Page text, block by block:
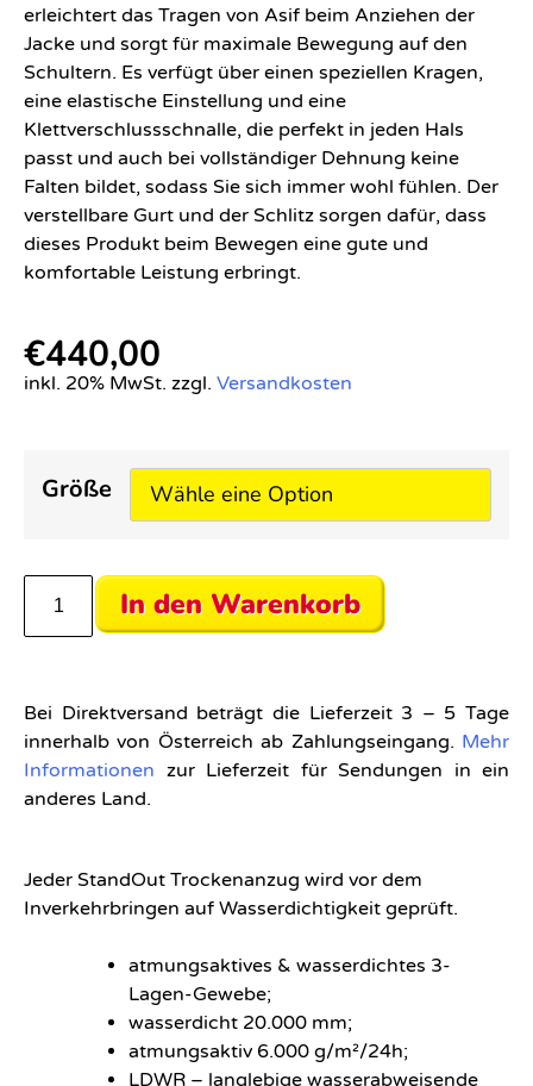
erleichtert das Tragen von Asif beim Anziehen der
Jacke und sorgt für maximale Bewegung auf den
Schultern. Es verfügt über einen speziellen Kragen,
eine elastische Einstellung und eine
Klettverschlussschnalle, die perfekt in jeden Hals
passt und auch bei vollständiger Dehnung keine
Falten bildet, sodass Sie sich immer wohl fühlen. Der
verstellbare Gurt und der Schlitz sorgen dafür, dass
dieses Produkt beim Bewegen eine gute und
komfortable Leistung erbringt.
€440,00
inkl. 20% MwSt. zzgl. Versandkosten
Größe
In den Warenkorb
Bei Direktversand beträgt die Lieferzeit 3 – 5 Tage
innerhalb von Österreich ab Zahlungseingang. Mehr
Informationen zur Lieferzeit für Sendungen in ein
anderes Land.
Jeder StandOut Trockenanzug wird vor dem
Inverkehrbringen auf Wasserdichtigkeit geprüft.
atmungsaktives & wasserdichtes 3-
Lagen-Gewebe;
wasserdicht 20.000 mm;
atmungsaktiv 6.000 g/m²/24h;
LDWR – langlebige wasserabweisende